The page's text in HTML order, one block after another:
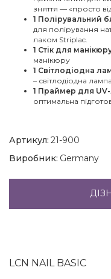
зняття — «просто
1 Полірувальний
для полірування
лаком Striplac.
1 Стік для
манікюру
1 Світлодіодна
– світлодіодна
1 Праймер для UV-
оптимальна
Артикул: 21-900
Виробник: Germany
LCN NAIL BASIC